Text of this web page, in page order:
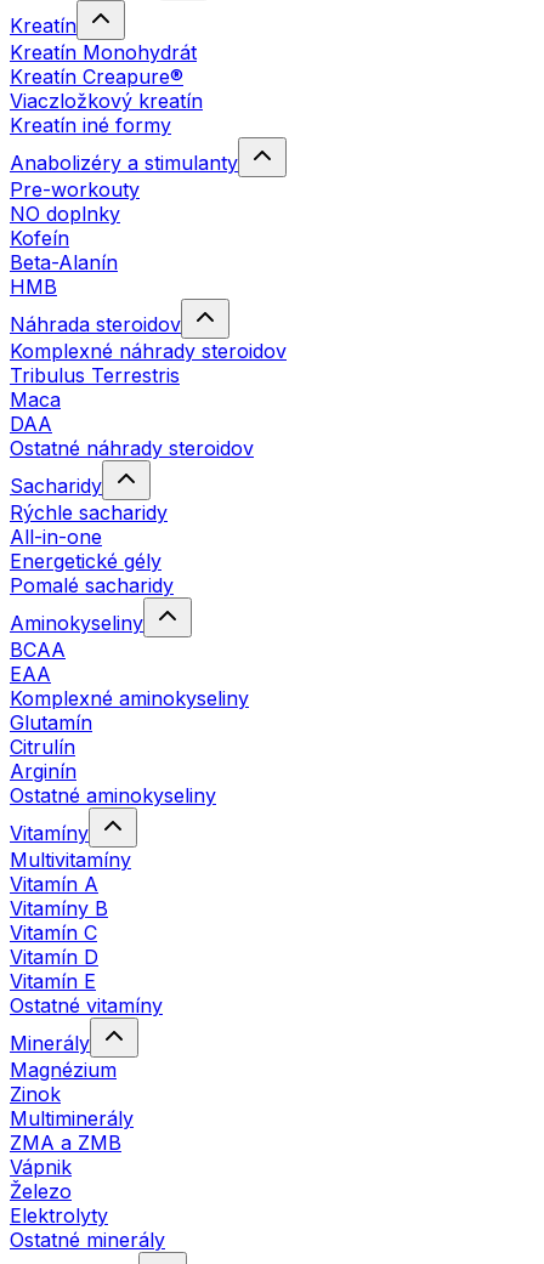
Kreatín
Kreatín Monohydrát
Kreatín Creapure®
Viaczložkový kreatín
Kreatín iné formy
Anabolizéry a stimulanty
Pre-workouty
NO doplnky
Kofeín
Beta-Alanín
HMB
Náhrada steroidov
Komplexné náhrady steroidov
Tribulus Terrestris
Maca
DAA
Ostatné náhrady steroidov
Sacharidy
Rýchle sacharidy
All-in-one
Energetické gély
Pomalé sacharidy
Aminokyseliny
BCAA
EAA
Komplexné aminokyseliny
Glutamín
Citrulín
Arginín
Ostatné aminokyseliny
Vitamíny
Multivitamíny
Vitamín A
Vitamíny B
Vitamín C
Vitamín D
Vitamín E
Ostatné vitamíny
Minerály
Magnézium
Zinok
Multiminerály
ZMA a ZMB
Vápnik
Železo
Elektrolyty
Ostatné minerály